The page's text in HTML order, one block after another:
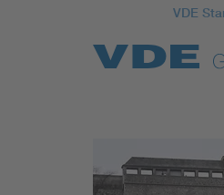
VDE
Top